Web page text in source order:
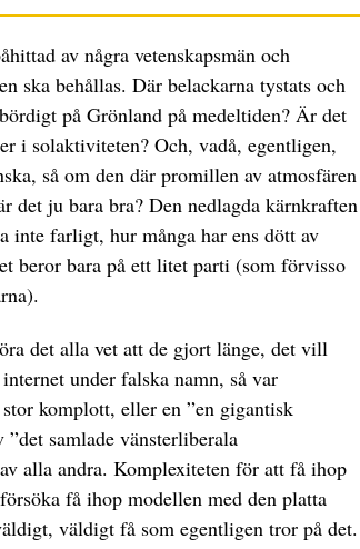
av några vetenskapsmän och
ska behållas. Där belackarna tystats och
på Grönland på medeltiden? Är det
i solaktiviteten? Och, vadå, egentligen,
så om den där promillen av atmosfären
det ju bara bra? Den nedlagda kärnkraften
farligt, hur många har ens dött av
beror bara på ett litet parti (som förvisso
det alla vet att de gjort länge, det vill
under falska namn, så var
komplott, eller en ”en gigantisk
samlade vänsterliberala
alla andra. Komplexiteten för att få ihop
få ihop modellen med den platta
väldigt få som egentligen tror på det.
PRESSTÖDET